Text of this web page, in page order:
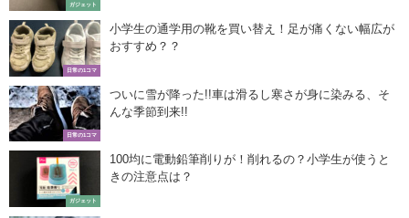
ガジェット
日常の1コマ
小学生の通学用の靴を買い替え！足が痛くない幅広が
おすすめ？？
日常の1コマ
ついに雪が降った!!車は滑るし寒さが身に染みる、そ
んな季節到来!!
ガジェット
100均に電動鉛筆削りが！削れるの？小学生が使うと
きの注意点は？